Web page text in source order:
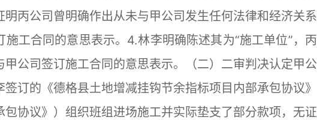
明丙公司曾明确作出从未与甲公司发生任何法律和经济关系
施工合同的意思表示。4.林李明确陈述其为“施工单位”，丙
甲公司签订施工合同的意思表示。（二）二审判决认定甲公
订的《德格县土地增减挂钩节余指标项目内部承包协议》
包协议》）组织班组进场施工并实际垫支了部分款项，无证